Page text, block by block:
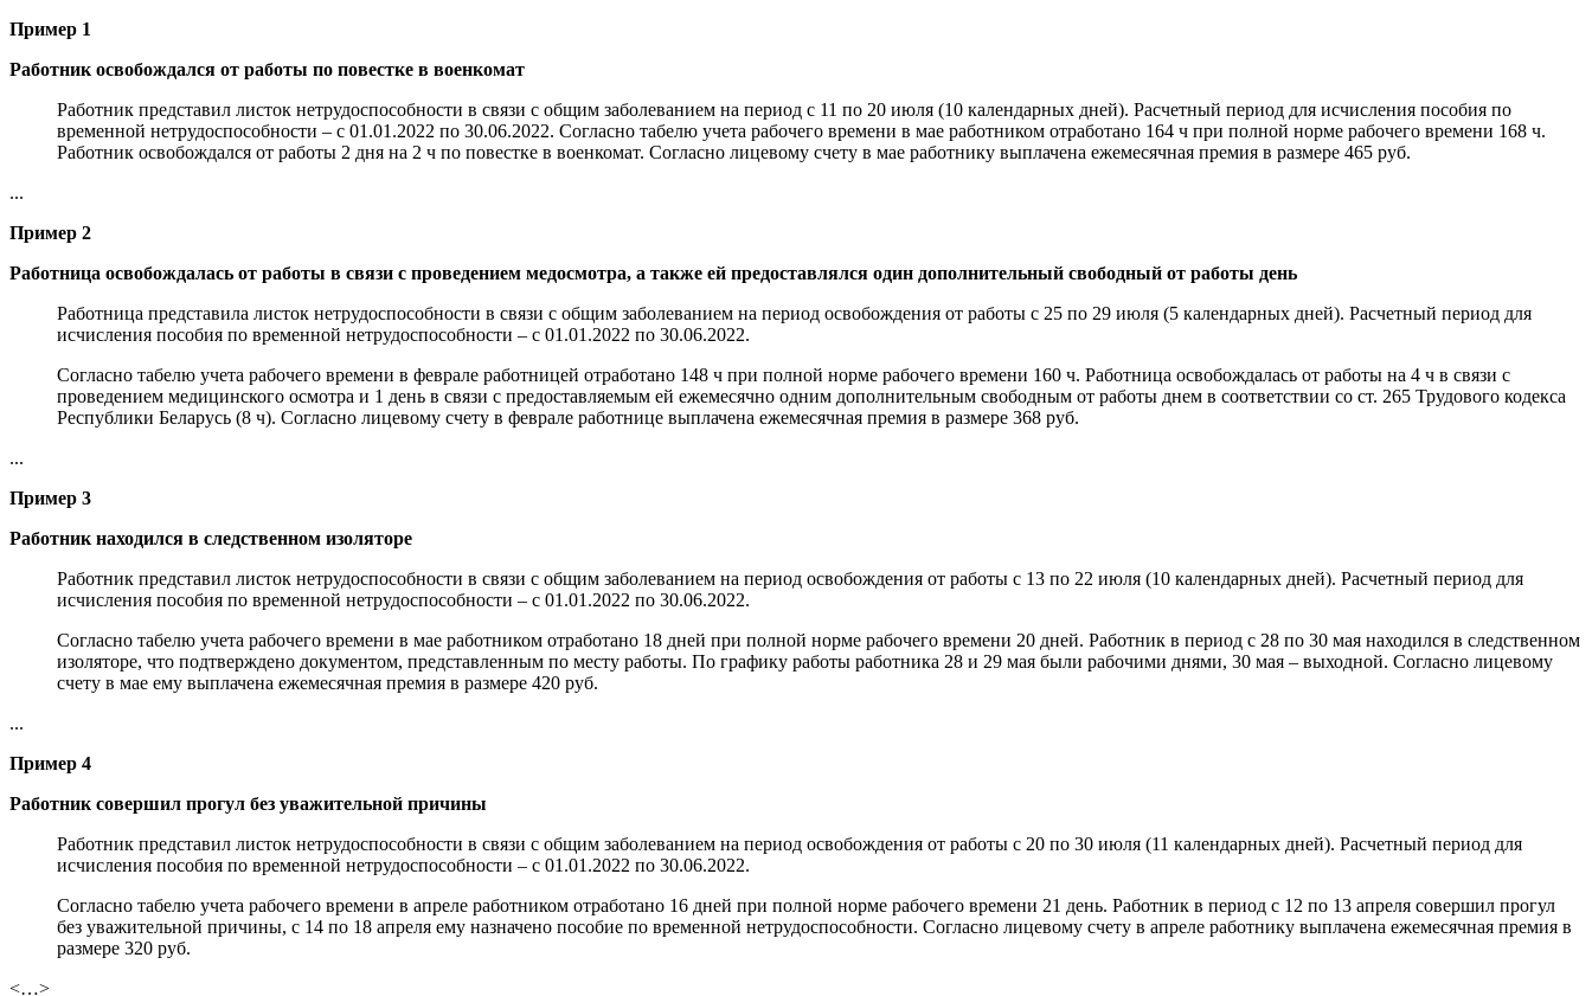
Пример 1
Работник освобождался от работы по повестке в военкомат
Работник представил листок нетрудоспособности в связи с общим заболеванием на период с 11 по 20 июля (10 календарных дней). Расчетный период для исчисления пособия по
временной нетрудоспособности – с 01.01.2022 по 30.06.2022. Согласно табелю учета рабочего времени в мае работником отработано 164 ч при полной норме рабочего времени 168 ч.
Работник освобождался от работы 2 дня на 2 ч по повестке в военкомат. Согласно лицевому счету в мае работнику выплачена ежемесячная премия в размере 465 руб.
...
Пример 2
Работница освобождалась от работы в связи с проведением медосмотра, а также ей предоставлялся один дополнительный свободный от работы день
Работница представила листок нетрудоспособности в связи с общим заболеванием на период освобождения от работы с 25 по 29 июля (5 календарных дней). Расчетный период для
исчисления пособия по временной нетрудоспособности – с 01.01.2022 по 30.06.2022.
Согласно табелю учета рабочего времени в феврале работницей отработано 148 ч при полной норме рабочего времени 160 ч. Работница освобождалась от работы на 4 ч в связи с
проведением медицинского осмотра и 1 день в связи с предоставляемым ей ежемесячно одним дополнительным свободным от работы днем в соответствии со ст. 265 Трудового кодекса
Республики Беларусь (8 ч). Согласно лицевому счету в феврале работнице выплачена ежемесячная премия в размере 368 руб.
...
Пример 3
Работник находился в следственном изоляторе
Работник представил листок нетрудоспособности в связи с общим заболеванием на период освобождения от работы с 13 по 22 июля (10 календарных дней). Расчетный период для
исчисления пособия по временной нетрудоспособности – с 01.01.2022 по 30.06.2022.
Согласно табелю учета рабочего времени в мае работником отработано 18 дней при полной норме рабочего времени 20 дней. Работник в период с 28 по 30 мая находился в следственном
изоляторе, что подтверждено документом, представленным по месту работы. По графику работы работника 28 и 29 мая были рабочими днями, 30 мая – выходной. Согласно лицевому
счету в мае ему выплачена ежемесячная премия в размере 420 руб.
...
Пример 4
Работник совершил прогул без уважительной причины
Работник представил листок нетрудоспособности в связи с общим заболеванием на период освобождения от работы с 20 по 30 июля (11 календарных дней). Расчетный период для
исчисления пособия по временной нетрудоспособности – с 01.01.2022 по 30.06.2022.
Согласно табелю учета рабочего времени в апреле работником отработано 16 дней при полной норме рабочего времени 21 день. Работник в период с 12 по 13 апреля совершил прогул
без уважительной причины, с 14 по 18 апреля ему назначено пособие по временной нетрудоспособности. Согласно лицевому счету в апреле работнику выплачена ежемесячная премия в
размере 320 руб.
<…>